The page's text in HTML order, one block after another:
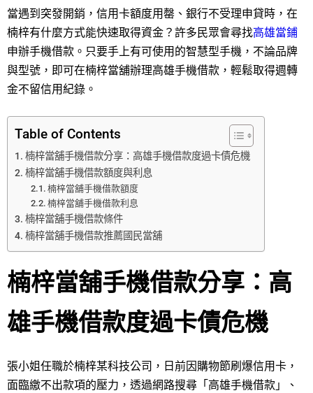
當遇到突發開銷，信用卡額度用罄、銀行不受理申貸時，在
楠梓有什麼方式能快速取得資金？許多民眾會尋找高雄當鋪
申辦手機借款。只要手上有可使用的智慧型手機，不論品牌
與型號，即可在楠梓當舖辦理高雄手機借款，輕鬆取得週轉
金不留信用紀錄。
Table of Contents
楠梓當舖手機借款分享：高雄手機借款度過卡債危機
楠梓當舖手機借款額度與利息
楠梓當舖手機借款額度
楠梓當舖手機借款利息
楠梓當舖手機借款條件
楠梓當舖手機借款推薦國民當舖
楠梓當舖手機借款分享：高
雄手機借款度過卡債危機
張小姐任職於楠梓某科技公司，日前因購物節刷爆信用卡，
面臨繳不出款項的壓力，透過網路搜尋「高雄手機借款」、